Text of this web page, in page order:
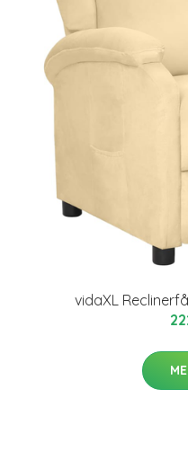
vidaXL